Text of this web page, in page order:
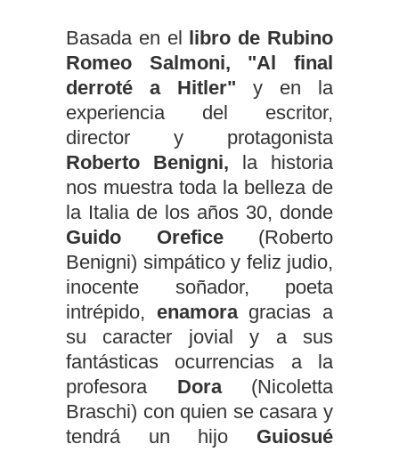
Basada en el
libro de Rubino
Romeo Salmoni, "Al final
derroté a Hitler" y en la
experiencia del escritor,
director y protagonista
Roberto Benigni, la historia
nos muestra toda la belleza de
la Italia de los años 30, donde
Guido Orefice(Roberto
Benigni) simpático y feliz judio,
inocente soñador, poeta
intrépido, enamoragracias a
su caracter jovial y a sus
fantásticas ocurrencias a la
profesora Dora(Nicoletta
Braschi) con quien se casara y
tendrá un hijo Guiosué